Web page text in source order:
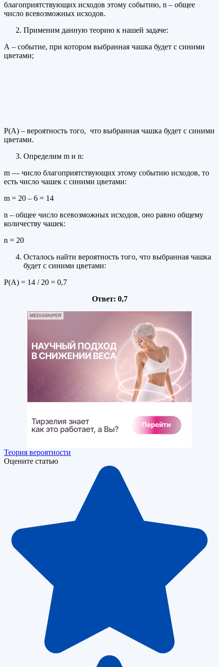
благоприятствующих исходов этому событию, n – общее
число всевозможных исходов.
Применим данную теорию к нашей задаче:
А – событие, при котором выбранная чашка будет с синими
цветами;
Р(А) – вероятность того, что выбранная чашка будет с синими
цветами.
Определим m и n:
m — число благоприятствующих этому событию исходов, то
есть число чашек с синими цветами:
m = 20 – 6 = 14
n – общее число всевозможных исходов, оно равно общему
количеству чашек:
n = 20
Осталось найти вероятность того, что выбранная чашка
будет с синими цветами:
Р(А) = 14 / 20 = 0,7
Ответ: 0,7
MEDIASNIPER
Теория вероятности
Оцените статью